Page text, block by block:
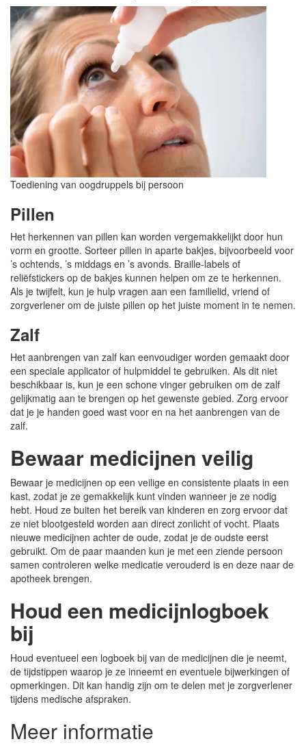
Toediening van oogdruppels bij persoon
Pillen
Het herkennen van pillen kan worden vergemakkelijkt door hun
vorm en grootte. Sorteer pillen in aparte bakjes, bijvoorbeeld voor
’s ochtends, ’s middags en ’s avonds. Braille-labels of
reliëfstickers op de bakjes kunnen helpen om ze te herkennen.
Als je twijfelt, kun je hulp vragen aan een familielid, vriend of
zorgverlener om de juiste pillen op het juiste moment in te nemen.
Zalf
Het aanbrengen van zalf kan eenvoudiger worden gemaakt door
een speciale applicator of hulpmiddel te gebruiken. Als dit niet
beschikbaar is, kun je een schone vinger gebruiken om de zalf
gelijkmatig aan te brengen op het gewenste gebied. Zorg ervoor
dat je je handen goed wast voor en na het aanbrengen van de
zalf.
Bewaar medicijnen veilig
Bewaar je medicijnen op een veilige en consistente plaats in een
kast, zodat je ze gemakkelijk kunt vinden wanneer je ze nodig
hebt. Houd ze buiten het bereik van kinderen en zorg ervoor dat
ze niet blootgesteld worden aan direct zonlicht of vocht. Plaats
nieuwe medicijnen achter de oude, zodat je de oudste eerst
gebruikt. Om de paar maanden kun je met een ziende persoon
samen controleren welke medicatie verouderd is en deze naar de
apotheek brengen.
Houd een medicijnlogboek
bij
Houd eventueel een logboek bij van de medicijnen die je neemt,
de tijdstippen waarop je ze inneemt en eventuele bijwerkingen of
opmerkingen. Dit kan handig zijn om te delen met je zorgverlener
tijdens medische afspraken.
Meer informatie